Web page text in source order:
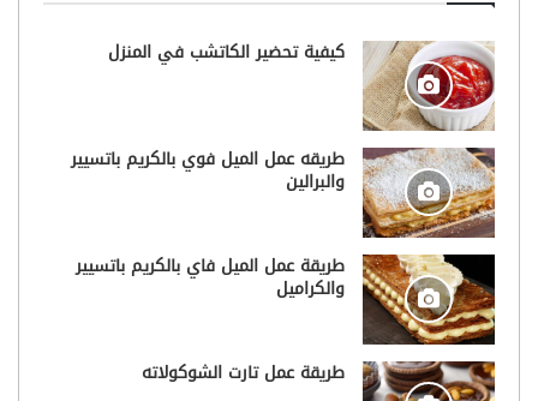
كيفية تحضير الكاتشب في المنزل
طريقه عمل الميل فوي بالكريم باتسيير
والبرالين
طريقة عمل الميل فاي بالكريم باتسيير
والكراميل
طريقة عمل تارت الشوكولاته